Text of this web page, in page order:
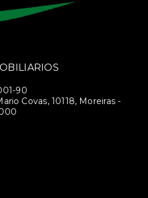
90
Covas, 10118, Moreiras -